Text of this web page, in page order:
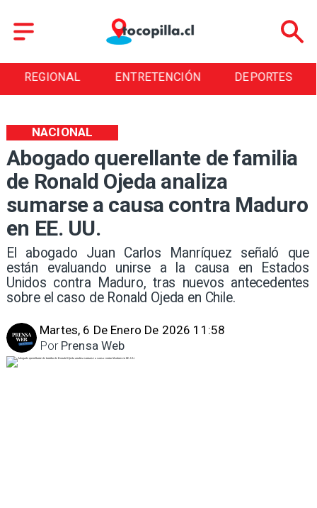
REGIONAL ENTRETENCIÓN DEPORTES
Abogado querellante de familia
de Ronald Ojeda analiza
sumarse a causa contra Maduro
en EE. UU.
El abogado Juan Carlos Manríquez señaló que
están evaluando unirse a la causa en Estados
Unidos contra Maduro, tras nuevos antecedentes
sobre el caso de Ronald Ojeda en Chile.
NACIONAL
Martes, 6 De Enero De 2026 11:58
Prensa Web
Por